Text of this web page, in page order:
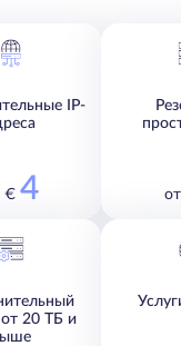
IP-
€ 4
20 ТБ и